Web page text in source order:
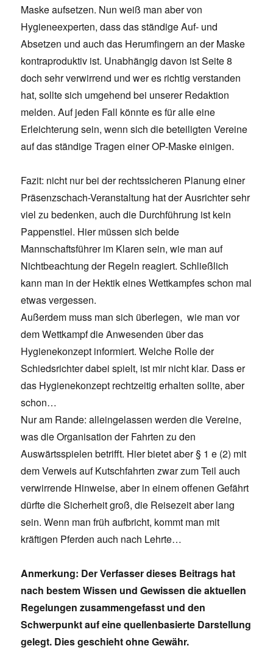
Maske aufsetzen. Nun weiß man aber von
Hygieneexperten, dass das ständige Auf- und
Absetzen und auch das Herumfingern an der Maske
kontraproduktiv ist. Unabhängig davon ist Seite 8
doch sehr verwirrend und wer es richtig verstanden
hat, sollte sich umgehend bei unserer Redaktion
melden. Auf jeden Fall könnte es für alle eine
Erleichterung sein, wenn sich die beteiligten Vereine
auf das ständige Tragen einer OP-Maske einigen.
Fazit: nicht nur bei der rechtssicheren Planung einer
Präsenzschach-Veranstaltung hat der Ausrichter sehr
viel zu bedenken, auch die Durchführung ist kein
Pappenstiel. Hier müssen sich beide
Mannschaftsführer im Klaren sein, wie man auf
Nichtbeachtung der Regeln reagiert. Schließlich
kann man in der Hektik eines Wettkampfes schon mal
etwas vergessen.
Außerdem muss man sich überlegen, wie man vor
dem Wettkampf die Anwesenden über das
Hygienekonzept informiert. Welche Rolle der
Schiedsrichter dabei spielt, ist mir nicht klar. Dass er
das Hygienekonzept rechtzeitig erhalten sollte, aber
schon…
Nur am Rande: alleingelassen werden die Vereine,
was die Organisation der Fahrten zu den
Auswärtsspielen betrifft. Hier bietet aber § 1 e (2) mit
dem Verweis auf Kutschfahrten zwar zum Teil auch
verwirrende Hinweise, aber in einem offenen Gefährt
dürfte die Sicherheit groß, die Reisezeit aber lang
sein. Wenn man früh aufbricht, kommt man mit
kräftigen Pferden auch nach Lehrte…
Anmerkung: Der Verfasser dieses Beitrags hat
nach bestem Wissen und Gewissen die aktuellen
Regelungen zusammengefasst und den
Schwerpunkt auf eine quellenbasierte Darstellung
gelegt. Dies geschieht ohne Gewähr.